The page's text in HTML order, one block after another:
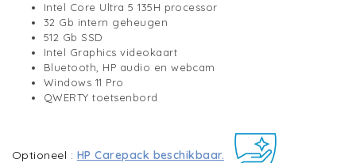
Intel Core Ultra 5 135H processor
32 Gb intern geheugen
512 Gb SSD
Intel Graphics videokaart
Bluetooth, HP audio en webcam
Windows 11 Pro
QWERTY toetsenbord
Optioneel : HP Carepack beschikbaar.